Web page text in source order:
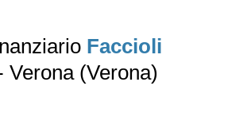
Faccioli
Verona (Verona)